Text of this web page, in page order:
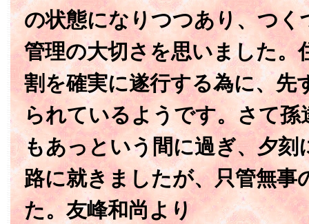
の状態になりつつあり、つく
管理の大切さを思いました。
割を確実に遂行する為に、先
られているようです。さて孫
もあっという間に過ぎ、夕刻
路に就きましたが、只管無事
た。友峰和尚より